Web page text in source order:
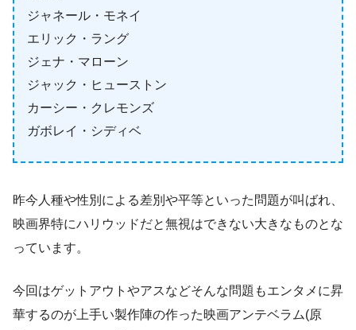
ジャネール・モネイ
エリック・ラング
ジェナ・マローン
ジャック・ヒューストン
カーシー・クレモンズ
ガボレイ・シディベ
昨今人種や性別による差別や平等といった問題が叫ばれ、
映画界特にハリウッドだと無視はできない大きなものとな
っています。
今回はゲットアウトやアスなどそんな問題もエンタメに昇
華するのが上手い製作陣の作った映画アンテベラム(原